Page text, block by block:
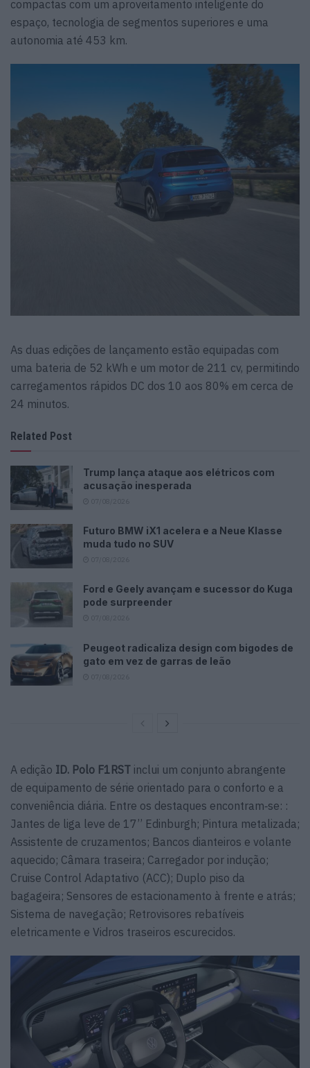
compactas com um aproveitamento inteligente do
espaço, tecnologia de segmentos superiores e uma
autonomia até 453 km.
As duas edições de lançamento estão equipadas com
uma bateria de 52 kWh e um motor de 211 cv, permitindo
carregamentos rápidos DC dos 10 aos 80% em cerca de
24 minutos.
Related Post
Trump lança ataque aos elétricos com
acusação inesperada
Futuro BMW iX1 acelera e a Neue Klasse
muda tudo no SUV
Ford e Geely avançam e sucessor do Kuga
pode surpreender
Peugeot radicaliza design com bigodes de
gato em vez de garras de leão
A edição ID. Polo F1RST inclui um conjunto abrangente
de equipamento de série orientado para o conforto e a
conveniência diária. Entre os destaques encontram‑se: :
Jantes de liga leve de 17’’ Edinburgh; Pintura metalizada;
Assistente de cruzamentos; Bancos dianteiros e volante
aquecido; Câmara traseira; Carregador por indução;
Cruise Control Adaptativo (ACC); Duplo piso da
bagageira; Sensores de estacionamento à frente e atrás;
Sistema de navegação; Retrovisores rebatíveis
eletricamente e Vidros traseiros escurecidos.